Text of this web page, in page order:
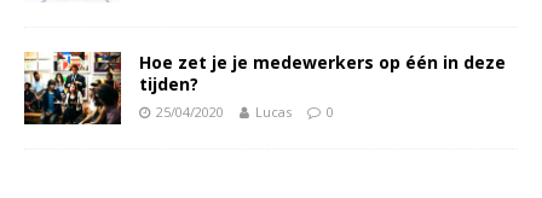
Hoe zet je je medewerkers op één in deze
tijden?
25/04/2020 Lucas 0